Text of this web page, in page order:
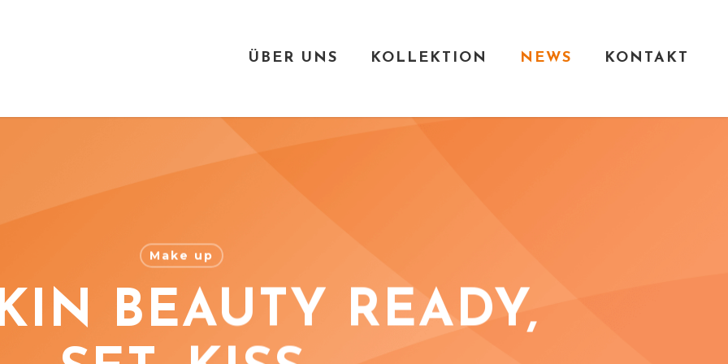
ÜBER UNS KOLLEKTION NEWS KONTAKT
Make up
BEAUTY READY,